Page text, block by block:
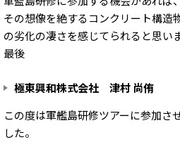
その想像を絶するコンクリート構造
の劣化の凄さを感じてられると思い
最後
極東興和株式会社 津村 尚侑
この度は軍艦島研修ツアーに参加さ
した。